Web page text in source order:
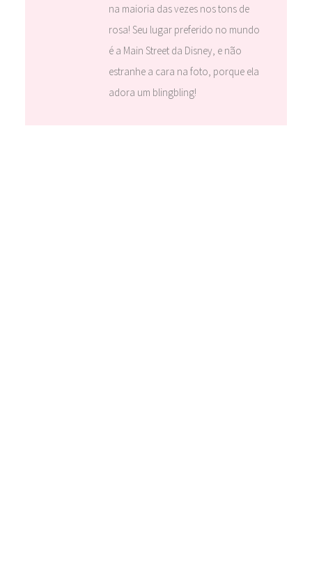
na maioria das vezes nos tons de
rosa! Seu lugar preferido no mundo
é a Main Street da Disney, e não
estranhe a cara na foto, porque ela
adora um blingbling!